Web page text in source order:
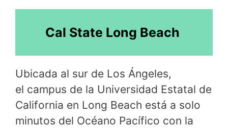
Cal State Long Beach
Ubicada al sur de Los Ángeles,
el campus de la Universidad Estatal de
California en Long Beach está a solo
minutos del Océano Pacífico con la